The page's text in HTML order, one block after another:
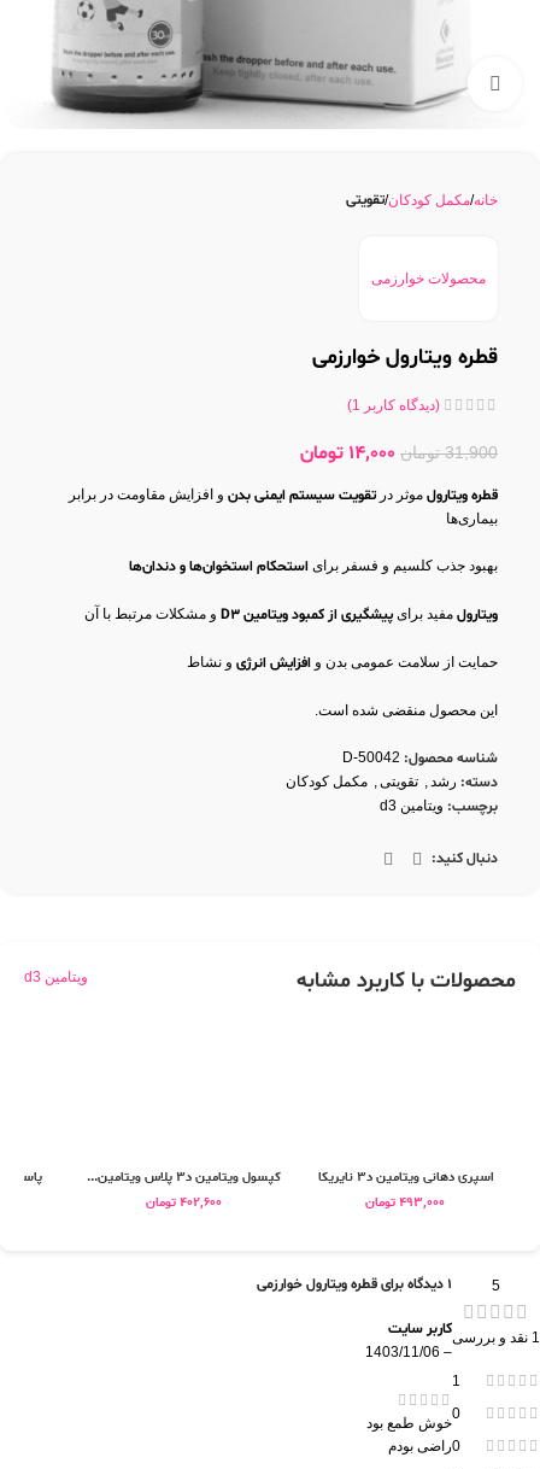
بزرگنمایی تصویر
خانه مکمل کودکان تقویتی
محصولات خوارزمی
قطره ویتارول خوارزمی
(دیدگاه کاربر 1
)
31,900 تومان 14,000 تومان
قطره ویتارول موثر در تقویت سیستم ایمنی بدن و افزایش مقاومت در برابر
بیماری‌ها
بهبود جذب کلسیم و فسفر برای استحکام استخوان‌ها و دندان‌ها
ویتارول مفید برای پیشگیری از کمبود ویتامین D3 و مشکلات مرتبط با آن
حمایت از سلامت عمومی بدن و افزایش انرژی و نشاط
این محصول منقضی شده است.
شناسه محصول: D-50042
دسته: رشد, تقویتی, مکمل کودکان
برچسب: ویتامین d3
دنبال کنید:
محصولات با کاربرد مشابه ویتامین d3
اسپری دهانی ویتامین د3 نایریکا
493,000 تومان
کپسول ویتامین د3 پلاس ویتامین...
402,600 تومان
پاستیل
5
1 نقد و بررسی
1
0
0
1 دیدگاه برای قطره ویتارول خوارزمی
کاربر سایت
–
1403/11/06
خوش طمع بود
راضی بودم